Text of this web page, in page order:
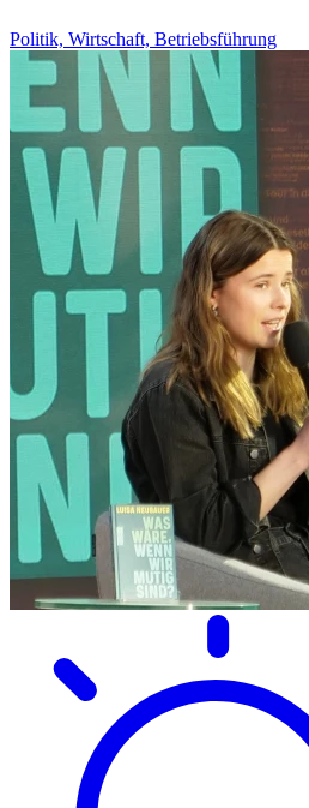
Politik, Wirtschaft, Betriebsführung